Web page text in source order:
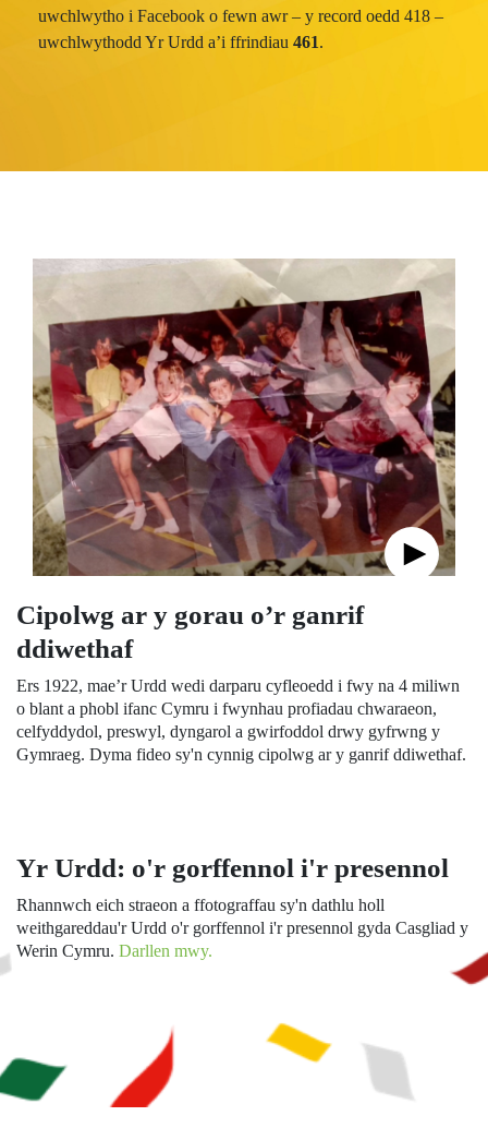
uwchlwytho i Facebook o fewn awr – y record oedd 418 –
uwchlwythodd Yr Urdd a’i ffrindiau 461.
Cipolwg ar y gorau o’r ganrif
ddiwethaf
Ers 1922, mae’r Urdd wedi darparu cyfleoedd i fwy na 4 miliwn
o blant a phobl ifanc Cymru i fwynhau profiadau chwaraeon,
celfyddydol, preswyl, dyngarol a gwirfoddol drwy gyfrwng y
Gymraeg. Dyma fideo sy'n cynnig cipolwg ar y ganrif ddiwethaf.
Yr Urdd: o'r gorffennol i'r presennol
Rhannwch eich straeon a ffotograffau sy'n dathlu holl
weithgareddau'r Urdd o'r gorffennol i'r presennol gyda Casgliad y
Werin Cymru. Darllen mwy.